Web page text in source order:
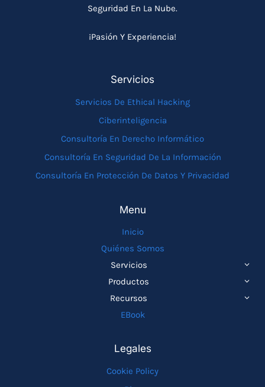
Seguridad En La Nube.
¡Pasión Y Experiencia!
Servicios
Servicios De Ethical Hacking
Ciberinteligencia
Consultoría En Derecho Informático
Consultoría En Seguridad De La Información
Consultoría En Protección De Datos Y Privacidad
Menu
Inicio
Quiénes Somos
Servicios
HIJO
Productos
HIJO
Recursos
EBook
Legales
Cookie Policy